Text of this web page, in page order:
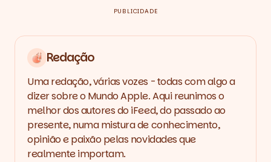
PUBLICIDADE
Redação
Uma redação, várias vozes - todas com algo a
dizer sobre o Mundo Apple. Aqui reunimos o
melhor dos autores do iFeed, do passado ao
presente, numa mistura de conhecimento,
opinião e paixão pelas novidades que
realmente importam.